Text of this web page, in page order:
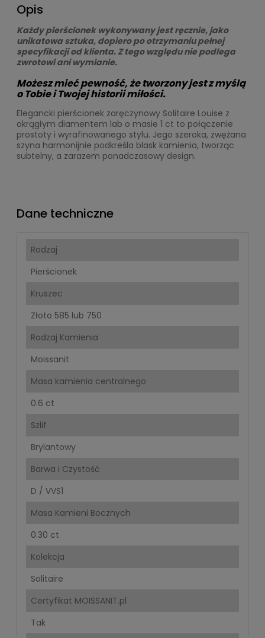
Opis
Każdy pierścionek wykonywany jest ręcznie, jako
unikatowa sztuka, dopiero po otrzymaniu pełnej
specyfikacji od klienta. Z tego względu nie podlega
zwrotowi ani wymianie.
Możesz mieć pewność, że tworzony jest z myślą
o Tobie i Twojej historii miłości.
Elegancki pierścionek zaręczynowy Solitaire Louise z
okrągłym diamentem lab o masie 1 ct to połączenie
prostoty i wyrafinowanego stylu. Jego szeroka, zwężana
szyna harmonijnie podkreśla blask kamienia, tworząc
subtelny, a zarazem ponadczasowy design.
Dane techniczne
Rodzaj
Pierścionek
Kruszec
Złoto 585 lub 750
Rodzaj Kamienia
Moissanit
Masa kamienia centralnego
0.6 ct
Szlif
Brylantowy
Barwa i Czystość
D / VVS1
Masa Kamieni Bocznych
0.30 ct
Kolekcja
Solitaire
Certyfikat MOISSANIT.pl
Tak